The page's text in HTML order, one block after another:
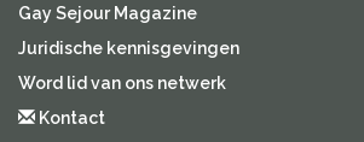
Gay Sejour Magazine
Juridische kennisgevingen
Word lid van ons netwerk
Kontact